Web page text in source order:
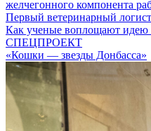
желчегонного компонента
Первый ветеринарный
Как ученые воплощают идею
СПЕЦПРОЕКТ
«Кошки — звезды Донбасса»